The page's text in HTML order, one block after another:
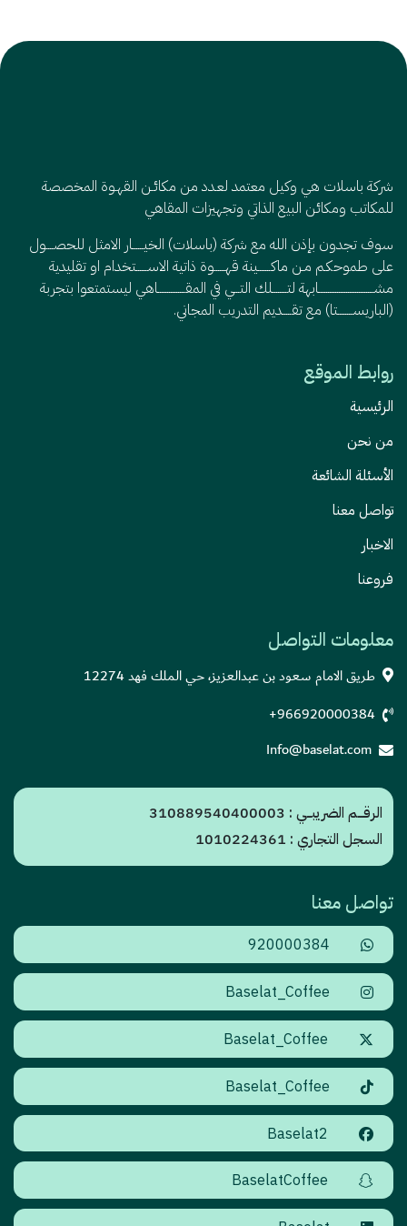
شركة باسلات هي وكيل معتمد لعـدد من مكائـن القهـوة المخصصة
للمكاتب ومكائن البيع الذاتي وتجهيزات المقاهي
سوف تجدون بإذن الله مع شركة (باسلات) الخيــــــار الامثل للحصــــول
على طموحكـم مـن ماكـــــــينة قهــــــوة ذاتية الاســــــتخدام او تقليدية
مشــــــــــــــــــــــــــــــابهة لتــــــــلك التـــي في المقـــــــــــــــاهي ليستمتعوا بتجربة
(الباريســــــــتا) مع تقـــــديم التدريب المجاني.
روابط الموقع
الرئيسية
من نحن
الأسئلة الشائعة
تواصل معنا
الاخبار
فروعنا
معلومات التواصل
طريق الامام سعود بن عبدالعزيز، حي الملك فهد 12274
+966920000384
Info@baselat.com
الرقـــم الضريبــي : 310889540400003
السجل التجاري : 1010224361
تواصل معنا
920000384
Baselat_Coffee
Baselat_Coffee
Baselat_Coffee
Baselat2
BaselatCoffee